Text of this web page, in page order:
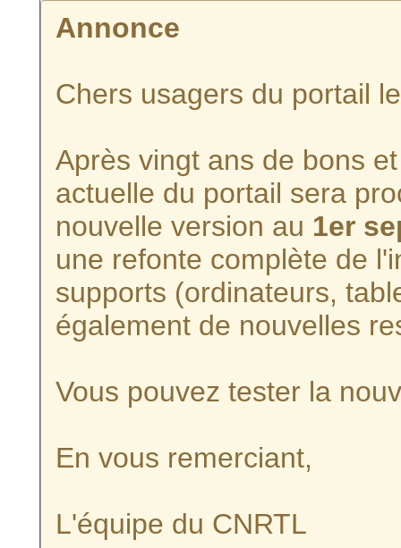
Annonce
Chers usagers du portail
Après vingt ans de bons
actuelle du portail sera
nouvelle version au 1er
une refonte complète de
supports (ordinateurs,
également de nouvelles
Vous pouvez tester la
En vous remerciant,
L'équipe du CNRTL